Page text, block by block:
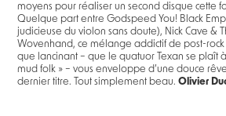
moyens pour réaliser un second disque cette
Quelque part entre Godspeed You! Black
judicieuse du violon sans doute), Nick Cave &
Wovenhand, ce mélange addictif de post-
que lancinant – que le quatuor Texan se plaît
mud folk » – vous enveloppe d’une douce
dernier titre. Tout simplement beau.Olivier